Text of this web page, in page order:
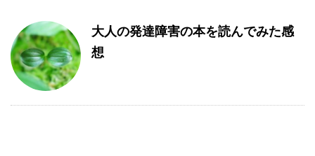
大人の発達障害の本を読んでみた感
想